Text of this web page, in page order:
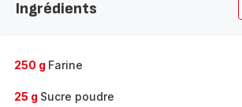
gamme
Ingrédients
250 g Farine
25 g Sucre poudre